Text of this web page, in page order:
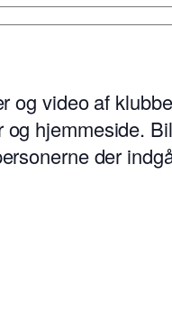
og video af
hjemmeside.
der